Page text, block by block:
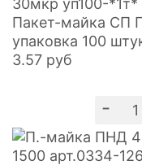
Пакет-майка СП
упаковка 100
3.57 руб
-